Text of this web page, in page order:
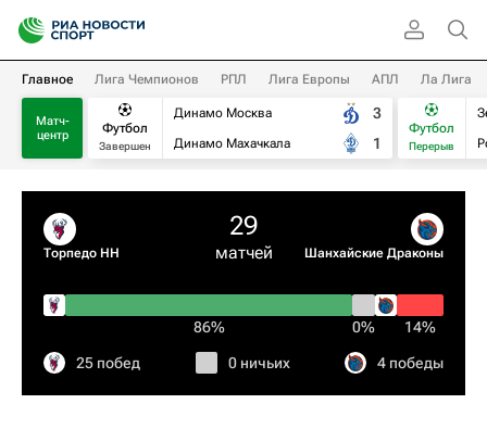
Главное Лига Чемпионов РПЛ Лига Европы АПЛ Ла Лига
Матч-
центр
Футбол
Завершен
Динамо Москва
Динамо Махачкала
3
1
Футбол
Перерыв
Торпедо НН
29
матчей Шанхайские Драконы
86% 0% 14%
25 побед 0 ничьих 4 победы